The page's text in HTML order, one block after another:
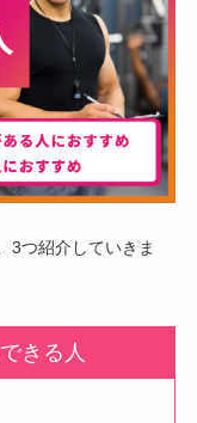
3つ紹介していきま
きる人